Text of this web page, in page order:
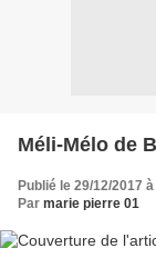
Méli-Mélo de
Publié le 29/12/2017
Par marie pierre 01